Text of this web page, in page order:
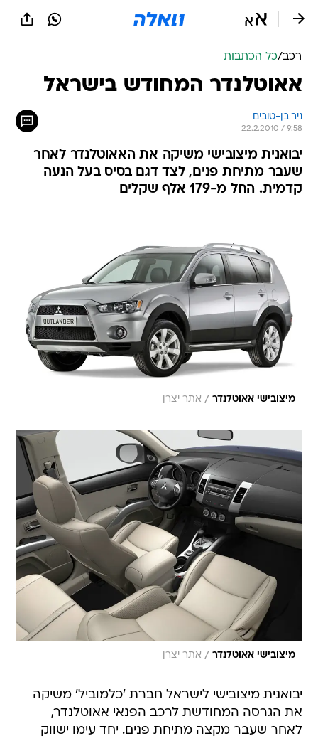
רכב/כל הכתבות
אאוטלנדר המחודש בישראל
ניר בן-טובים
22.2.2010 / 9:58
יבואנית מיצובישי משיקה את האאוטלנדר לאחר
שעבר מתיחת פנים, לצד דגם בסיס בעל הנעה
קדמית. החל מ-179 אלף שקלים
מיצובישי אאוטלנדר / אתר יצרן
מיצובישי אאוטלנדר / אתר יצרן
יבואנית מיצובישי לישראל חברת 'כלמוביל' משיקה
את הגרסה המחודשת לרכב הפנאי אאוטלנדר,
לאחר שעבר מקצה מתיחת פנים. יחד עימו ישווק